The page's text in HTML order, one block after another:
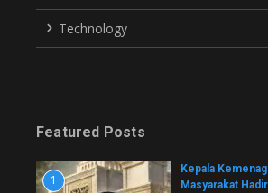
Technology
Featured Posts
1
Kepala
Masyarakat